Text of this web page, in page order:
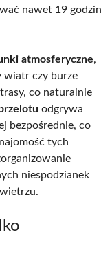
nawet 19 godzin
atmosferyczne,
wiatr czy burze
co naturalnie
odgrywa
bezpośrednie, co
tych
niespodzianek